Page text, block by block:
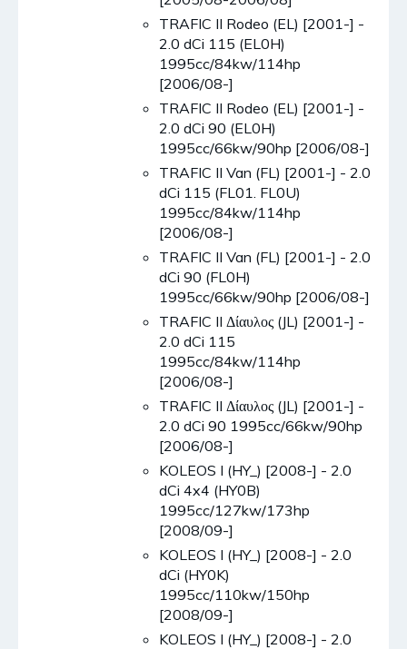
TRAFIC II Rodeo (EL) [2001-] -
2.0 dCi 115 (EL0H)
1995cc/84kw/114hp
[2006/08-]
TRAFIC II Rodeo (EL) [2001-] -
2.0 dCi 90 (EL0H)
1995cc/66kw/90hp [2006/08-]
TRAFIC II Van (FL) [2001-] - 2.0
dCi 115 (FL01. FL0U)
1995cc/84kw/114hp
[2006/08-]
TRAFIC II Van (FL) [2001-] - 2.0
dCi 90 (FL0H)
1995cc/66kw/90hp [2006/08-]
TRAFIC II Δίαυλος (JL) [2001-] -
2.0 dCi 115
1995cc/84kw/114hp
[2006/08-]
TRAFIC II Δίαυλος (JL) [2001-] -
2.0 dCi 90 1995cc/66kw/90hp
[2006/08-]
KOLEOS I (HY_) [2008-] - 2.0
dCi 4x4 (HY0B)
1995cc/127kw/173hp
[2008/09-]
KOLEOS I (HY_) [2008-] - 2.0
dCi (HY0K)
1995cc/110kw/150hp
[2008/09-]
KOLEOS I (HY_) [2008-] - 2.0